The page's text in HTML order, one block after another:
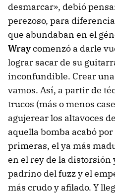
desmarcar», debió
perezoso, para
que abundaban en el
Wraycomenzó a darle
lograr sacar de su
inconfundible. Crear una
vamos. Así, a partir de
trucos (más o menos
agujerear los altavoces
aquella bomba acabó
primeras, el ya más
en el rey de la distorsión
padrino del fuzz y el
más crudo y afilado. Y